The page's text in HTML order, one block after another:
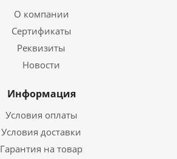
О компании
Сертификаты
Реквизиты
Новости
Информация
Условия оплаты
Условия доставки
Гарантия на товар